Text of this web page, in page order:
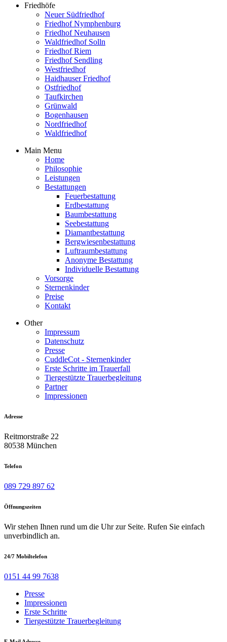
Friedhöfe
Neuer Südfriedhof
Friedhof Nymphenburg
Friedhof Neuhausen
Waldfriedhof Solln
Friedhof Riem
Friedhof Sendling
Westfriedhof
Haidhauser Friedhof
Ostfriedhof
Taufkirchen
Grünwald
Bogenhausen
Nordfriedhof
Waldfriedhof
Main Menu
Home
Philosophie
Leistungen
Bestattungen
Feuerbestattung
Erdbestattung
Baumbestattung
Seebestattung
Diamantbestattung
Bergwiesenbestattung
Luftraumbestattung
Anonyme Bestattung
Individuelle Bestattung
Vorsorge
Sternenkinder
Preise
Kontakt
Other
Impressum
Datenschutz
Presse
CuddleCot - Sternenkinder
Erste Schritte im Trauerfall
Tiergestützte Trauerbegleitung
Partner
Impressionen
Adresse
Reitmorstraße 22
80538 München
Telefon
089 729 897 62
Öffnungszeiten
Wir stehen Ihnen rund um die Uhr zur Seite. Rufen Sie einfach
unverbindlich an.
24/7 Mobiltelefon
0151 44 99 7638
Presse
Impressionen
Erste Schritte
Tiergestützte Trauerbegleitung